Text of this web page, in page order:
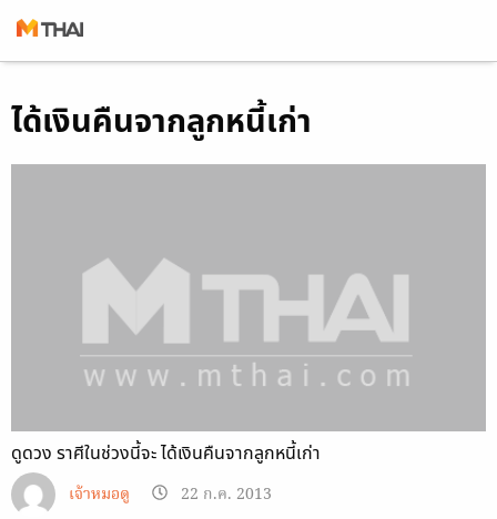
toได้เงินคืนจากลูกหนี้เก่า
ดูดวง ราศีในช่วงนี้จะ ได้เงินคืนจากลูกหนี้เก่า
เจ้าหมอดู
22 ก.ค. 2013